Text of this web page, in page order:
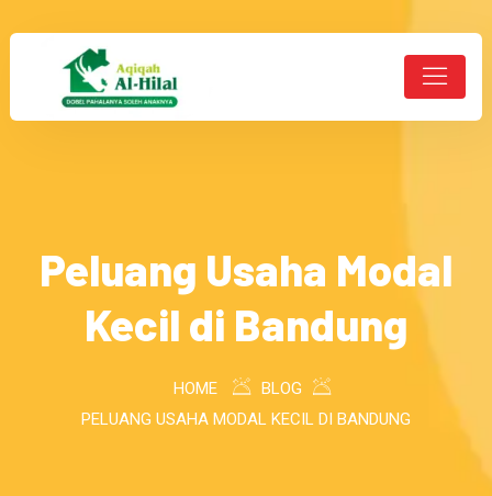
Peluang Usaha Modal
Kecil di Bandung
HOME
BLOG
PELUANG USAHA MODAL KECIL DI BANDUNG